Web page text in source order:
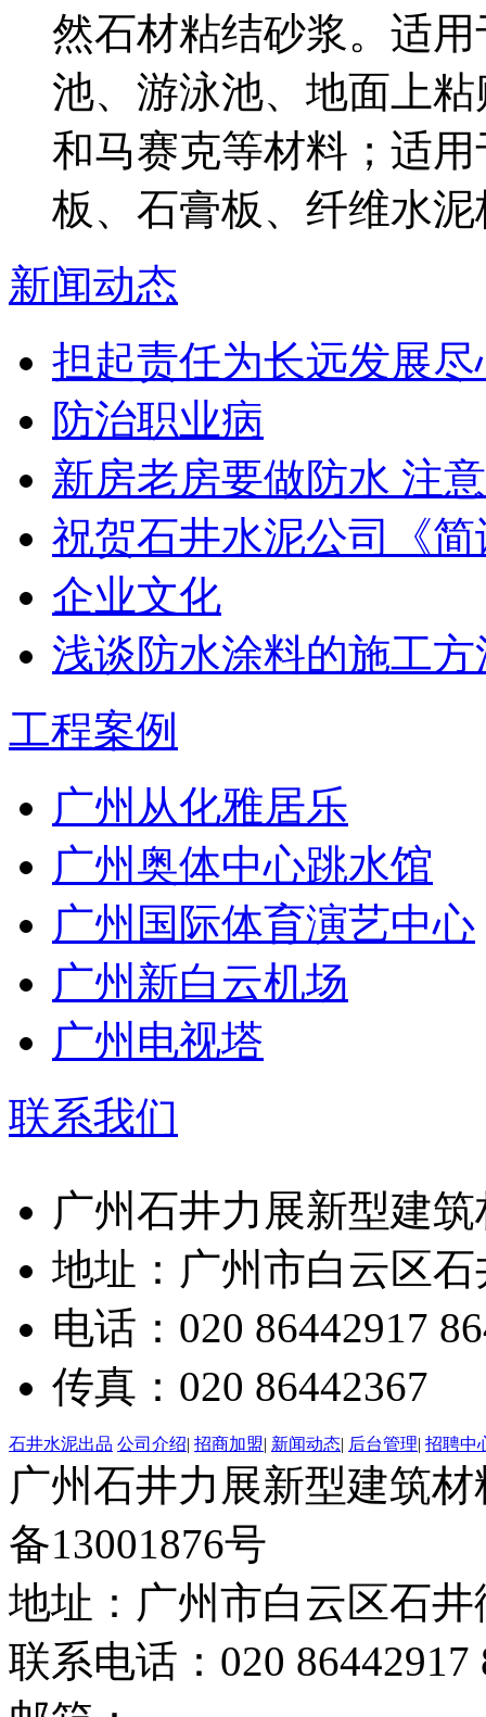
然石材粘结砂浆。适
池、游泳池、地面上
和马赛克等材料；适
板、石膏板、纤维水
新闻动态
担起责任为长远发展
防治职业病
新房老房要做防水 注
祝贺石井水泥公司《
企业文化
浅谈防水涂料的施工
工程案例
广州从化雅居乐
广州奥体中心跳水馆
广州国际体育演艺中心
广州新白云机场
广州电视塔
联系我们
广州石井力展新型建
地址：广州市白云区
电话：020 86442917
传真：020 86442367
石井水泥出品 公司介绍| 招商加盟| 新闻动态| 后台管理| 招聘中
广州石井力展新型建筑
备13001876号
地址：广州市白云区石井
联系电话：020 86442917